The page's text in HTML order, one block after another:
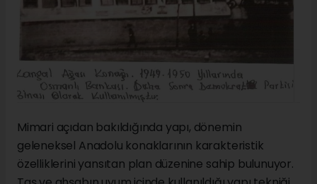
Mimari açıdan bakıldığında yapı, dönemin
geleneksel Anadolu konaklarının karakteristik
özelliklerini yansıtan plan düzenine sahip bulunuyor.